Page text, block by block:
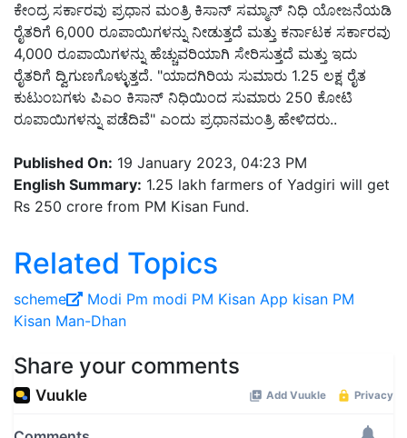
ಕೇಂದ್ರ ಸರ್ಕಾರವು ಪ್ರಧಾನ ಮಂತ್ರಿ ಕಿಸಾನ್ ಸಮ್ಮಾನ್ ನಿಧಿ ಯೋಜನೆಯಡಿ
ರೈತರಿಗೆ 6,000 ರೂಪಾಯಿಗಳನ್ನು ನೀಡುತ್ತದೆ ಮತ್ತು ಕರ್ನಾಟಕ ಸರ್ಕಾರವು
4,000 ರೂಪಾಯಿಗಳನ್ನು ಹೆಚ್ಚುವರಿಯಾಗಿ ಸೇರಿಸುತ್ತದೆ ಮತ್ತು ಇದು
ರೈತರಿಗೆ ದ್ವಿಗುಣಗೊಳ್ಳುತ್ತದೆ. "ಯಾದಗಿರಿಯ ಸುಮಾರು 1.25 ಲಕ್ಷ ರೈತ
ಕುಟುಂಬಗಳು ಪಿಎಂ ಕಿಸಾನ್ ನಿಧಿಯಿಂದ ಸುಮಾರು 250 ಕೋಟಿ
ರೂಪಾಯಿಗಳನ್ನು ಪಡೆದಿವೆ" ಎಂದು ಪ್ರಧಾನಮಂತ್ರಿ ಹೇಳಿದರು..
Published On: 19 January 2023, 04:23 PM
English Summary: 1.25 lakh farmers of Yadgiri will get
Rs 250 crore from PM Kisan Fund.
Related Topics
scheme Modi Pm modi PM Kisan App kisan PM
Kisan Man-Dhan
Share your comments